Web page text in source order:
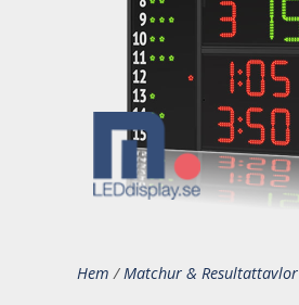
Hem /Matchur & Resultattavlor